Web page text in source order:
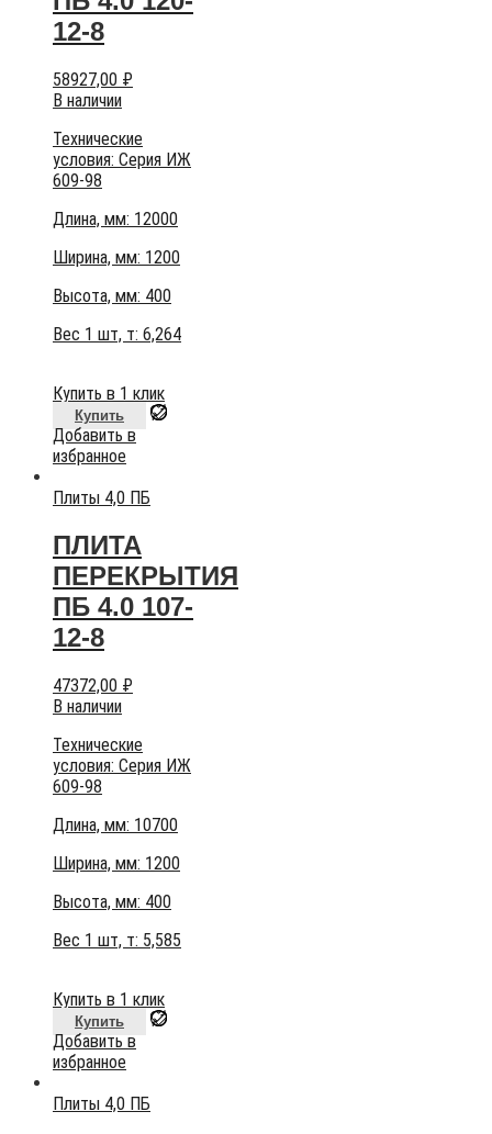
12-8
58927,00 ₽
В наличии
Технические
условия: Серия ИЖ
609-98
Длина, мм: 12000
Ширина, мм: 1200
Высота, мм: 400
Вес 1 шт, т: 6,264
Купить в 1 клик
Купить
Добавить в
избранное
Плиты 4,0 ПБ
ПЛИТА
ПЕРЕКРЫТИЯ
ПБ 4.0 107-
12-8
47372,00 ₽
В наличии
Технические
условия: Серия ИЖ
609-98
Длина, мм: 10700
Ширина, мм: 1200
Высота, мм: 400
Вес 1 шт, т: 5,585
Купить в 1 клик
Купить
Добавить в
избранное
Плиты 4,0 ПБ